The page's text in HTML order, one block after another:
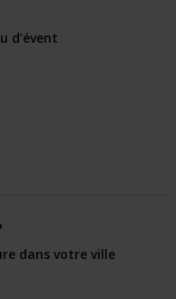
d’évent
dans votre ville